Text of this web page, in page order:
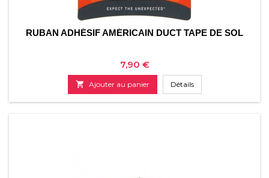
RUBAN ADHÉSIF AMÉRICAIN DUCT TAPE DE SOL
Prix
7,90 €
 Ajouter au panier Détails